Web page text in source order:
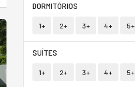
DORMITÓRIOS
1+ 2+ 3+ 4+ 5+
SUÍTES
1+ 2+ 3+ 4+ 5+